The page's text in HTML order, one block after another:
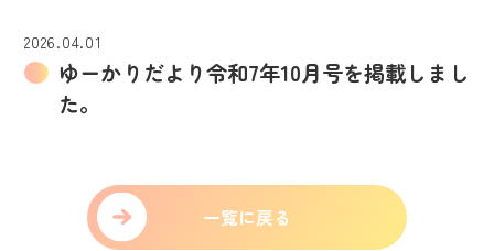
2026.04.01
ゆーかりだより令和7年10月号を掲載しまし
た。
一覧に戻る